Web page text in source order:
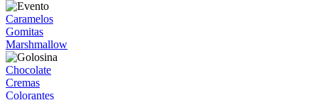
Caramelos
Gomitas
Marshmallow
Chocolate
Cremas
Colorantes